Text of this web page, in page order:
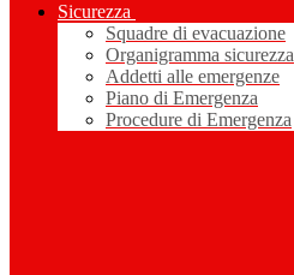
Sicurezza
Squadre di evacuazione
Organigramma sicurezza
Addetti alle emergenze
Piano di Emergenza
Procedure di Emergenza